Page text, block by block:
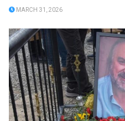
MARCH 31, 2026